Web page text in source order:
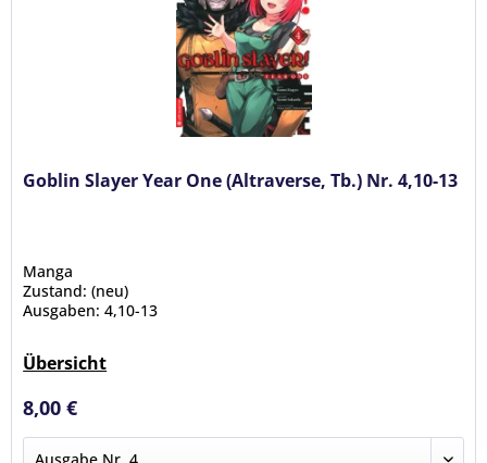
Goblin Slayer Year One (Altraverse, Tb.) Nr. 4,10-13
Manga
Zustand: (neu)
Ausgaben: 4,10-13
Übersicht
8,00 €